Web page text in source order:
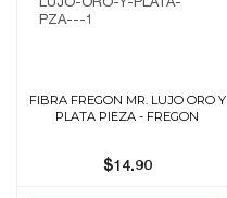
FIBRA FREGON MR. LUJO ORO Y
PLATA PIEZA - FREGON
$14.90